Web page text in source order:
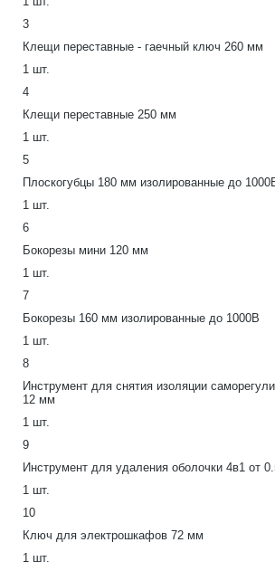
3
Клещи переставные - гаечный ключ 260 мм
1 шт.
4
Клещи переставные 250 мм
1 шт.
5
Плоскогубцы 180 мм изолированные до
1 шт.
6
Бокорезы мини 120 мм
1 шт.
7
Бокорезы 160 мм изолированные до 1000В
1 шт.
8
Инструмент для снятия изоляции
12 мм
1 шт.
9
Инструмент для удаления оболочки 4в1 от
1 шт.
10
Ключ для электрошкафов 72 мм
1 шт.